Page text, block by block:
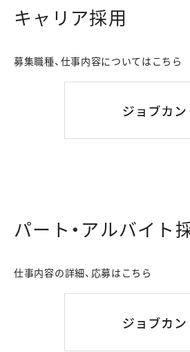
キャリア採用
募集職種、仕事内容についてはこちら
パート・アルバイト
仕事内容の詳細、応募はこちら